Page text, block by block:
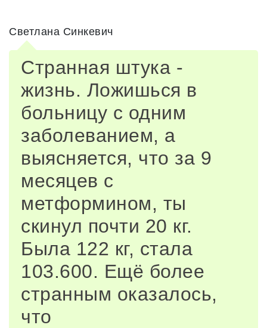
Светлана Синкевич
Странная штука -
жизнь. Ложишься в
больницу с одним
заболеванием, а
выясняется, что за 9
месяцев с
метформином, ты
скинул почти 20 кг.
Была 122 кг, стала
103.600. Ещё более
странным оказалось,
что